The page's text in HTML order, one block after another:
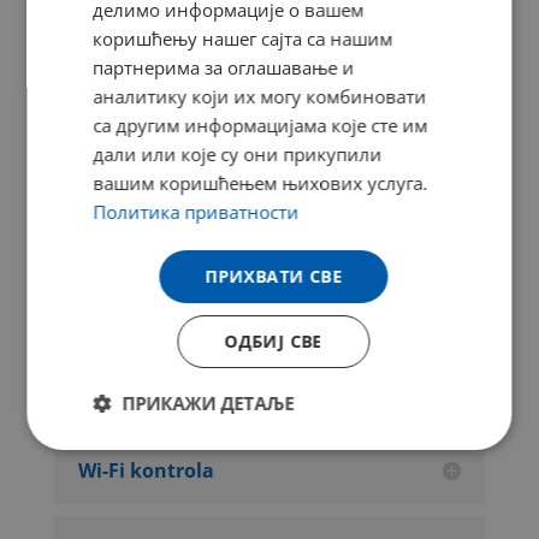
Frost Clean
Inteligentan zrak LOW WIND
Funkcija isušivanja
-15°C grijanje
Super tihi rad
Wi-Fi kontrola
делимо информације о вашем
коришћењу нашег сајта са нашим
партнерима за оглашавање и
аналитику који их могу комбиновати
са другим информацијама које сте им
дали или које су они прикупили
вашим коришћењем њихових услуга.
Политика приватности
ПРИХВАТИ СВЕ
ОДБИЈ СВЕ
ПРИКАЖИ ДЕТАЉЕ
Строго
неопходно
Перформансе